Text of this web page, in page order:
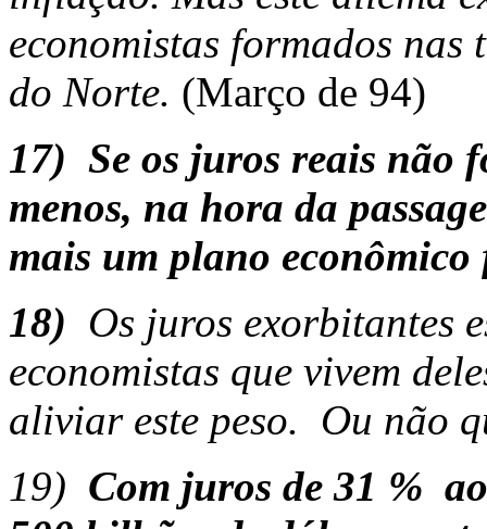
economistas formados
do Norte. (Março de 94)
17) Se os juros reais não
menos, na hora da
mais um plano
18) Os juros exorbitantes
economistas que vivem
aliviar este peso. Ou não
19) Com juros de 31 %